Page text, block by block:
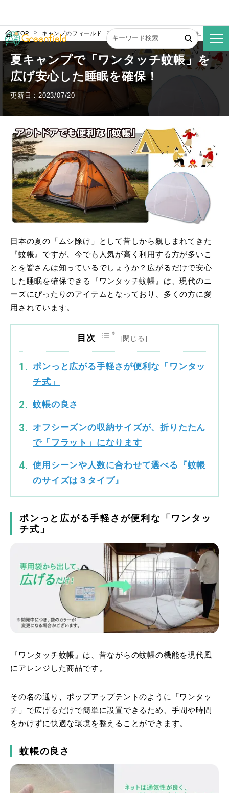
TOP キャンプのフィールド 夏キャンプで「ワンタッチ蚊帳」を広げ
夏キャンプで「ワンタッチ蚊帳」を
広げ安心した睡眠を確保！
更新日：2023/07/20
日本の夏の「ムシ除け」として昔しから親しまれてきた
『蚊帳』ですが、今でも人気が高く利用する方が多いこ
とを皆さんは知っているでしょうか？広がるだけで安心
した睡眠を確保できる『ワンタッチ蚊帳』は、現代のニ
ーズにぴったりのアイテムとなっており、多くの方に愛
用されています。
目次
ポンっと広がる手軽さが便利な「ワンタッ
チ式」
蚊帳の良さ
オフシーズンの収納サイズが、折りたたん
で「フラット」になります
使用シーンや人数に合わせて選べる『蚊帳
のサイズは３タイプ』
ポンっと広がる手軽さが便利な「ワンタッ
チ式」
『ワンタッチ蚊帳』は、昔ながらの蚊帳の機能を現代風
にアレンジした商品です。
その名の通り、ポップアップテントのように「ワンタッ
チ」で広げるだけで簡単に設置できるため、手間や時間
をかけずに快適な環境を整えることができます。
蚊帳の良さ